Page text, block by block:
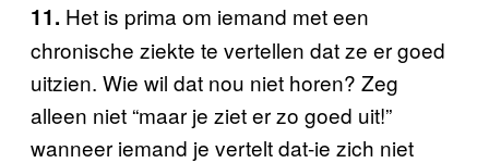
11. Het is prima om iemand met een
chronische ziekte te vertellen dat ze er goed
uitzien. Wie wil dat nou niet horen? Zeg
alleen niet “maar je ziet er zo goed uit!”
wanneer iemand je vertelt dat-ie zich niet